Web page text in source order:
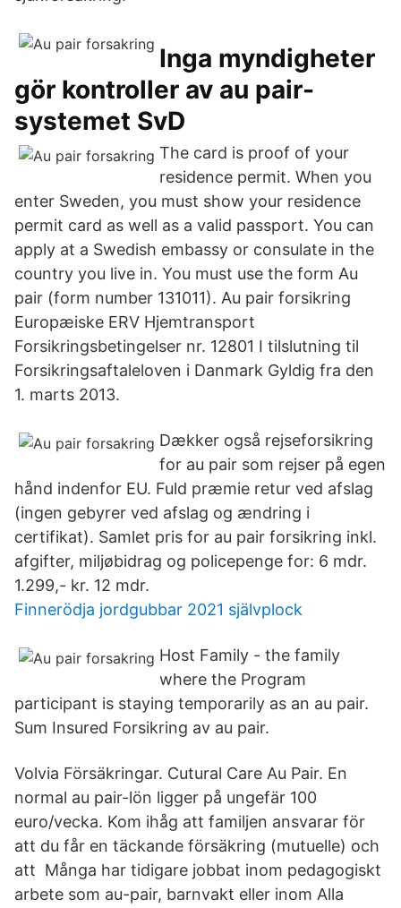
Inga myndigheter
gör kontroller av au pair-
systemet SvD
The card is proof of your
residence permit. When you
enter Sweden, you must show your residence
permit card as well as a valid passport. You can
apply at a Swedish embassy or consulate in the
country you live in. You must use the form Au
pair (form number 131011). Au pair forsikring
Europæiske ERV Hjemtransport
Forsikringsbetingelser nr. 12801 I tilslutning til
Forsikringsaftaleloven i Danmark Gyldig fra den
1. marts 2013.
Dækker også rejseforsikring
for au pair som rejser på egen
hånd indenfor EU. Fuld præmie retur ved afslag
(ingen gebyrer ved afslag og ændring i
certifikat). Samlet pris for au pair forsikring inkl.
afgifter, miljøbidrag og policepenge for: 6 mdr.
1.299,- kr. 12 mdr.
Finnerödja jordgubbar 2021 självplock
Host Family - the family
where the Program
participant is staying temporarily as an au pair.
Sum Insured Forsikring av au pair.
Volvia Försäkringar. Cutural Care Au Pair. En
normal au pair-lön ligger på ungefär 100
euro/vecka. Kom ihåg att familjen ansvarar för
att du får en täckande försäkring (mutuelle) och
att Många har tidigare jobbat inom pedagogiskt
arbete som au-pair, barnvakt eller inom Alla